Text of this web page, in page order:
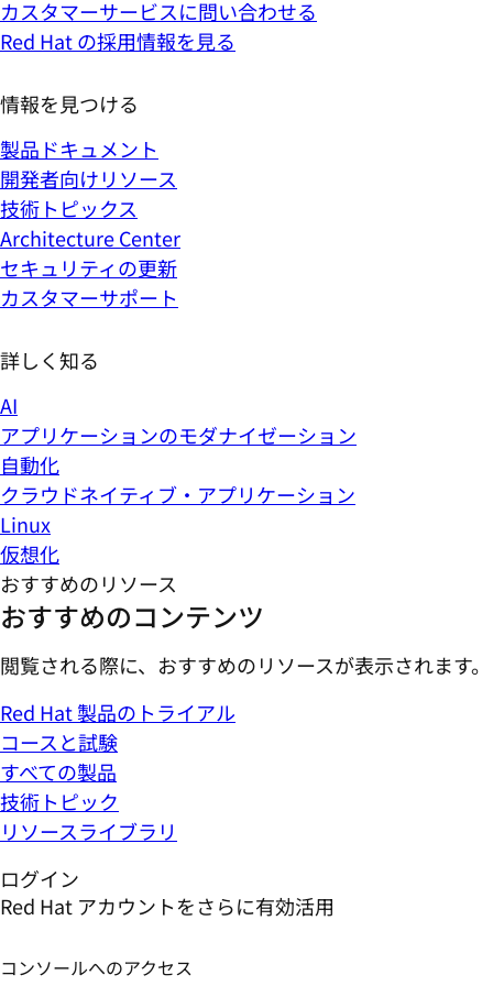
カスタマーサービスに問い合わせる
Red Hat の採用情報を見る
情報を見つける
製品ドキュメント
開発者向けリソース
技術トピックス
Architecture Center
セキュリティの更新
カスタマーサポート
詳しく知る
AI
アプリケーションのモダナイゼーション
自動化
クラウドネイティブ・アプリケーション
Linux
仮想化
おすすめのリソース
おすすめのコンテンツ
閲覧される際に、おすすめのリソースが表示されます。
Red Hat 製品のトライアル
コースと試験
すべての製品
技術トピック
リソースライブラリ
ログイン
Red Hat アカウントをさらに有効活用
コンソールへのアクセス